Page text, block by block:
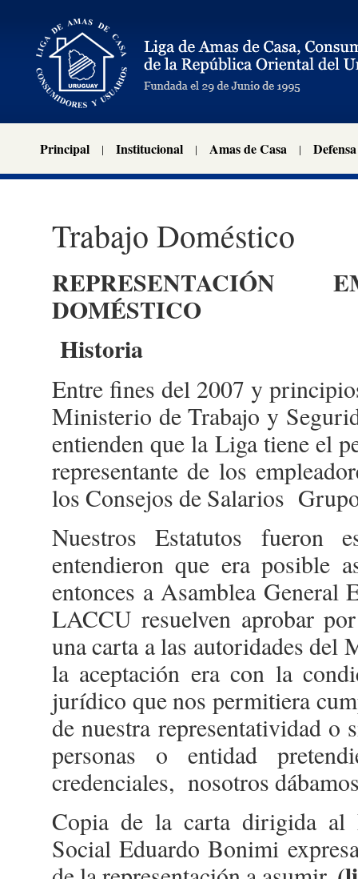
Principal Institucional Amas de Casa
Trabajo Doméstico
REPRESENTACIÓN
DOMÉSTICO
Historia
Entre fines del 2007 y
Ministerio de Trabajo y
entienden que la Liga tiene
representante de los
los Consejos de Salarios
Nuestros Estatutos fueron
entendieron que era posible
entonces a Asamblea
LACCU resuelven aprobar
una carta a las autoridades
la aceptación era con la
jurídico que nos permitiera
de nuestra representatividad
personas o entidad
credenciales, nosotros
Copia de la carta dirigida al
Social Eduardo Bonimi